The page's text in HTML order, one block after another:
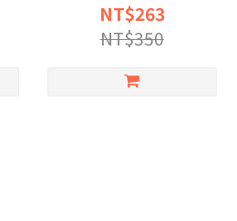
NT$263
NT$350